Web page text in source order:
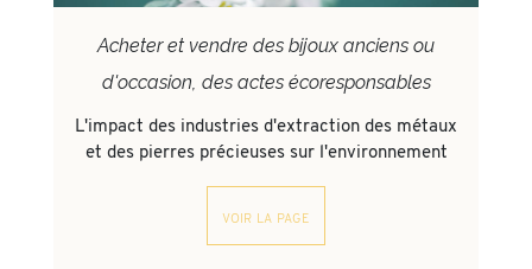
Acheter et vendre des bijoux anciens ou
d'occasion, des actes écoresponsables
L'impact des industries d'extraction des métaux
et des pierres précieuses sur l'environnement
voir la page